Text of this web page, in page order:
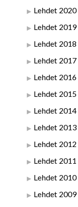
Lehdet 2020
Lehdet 2019
Lehdet 2018
Lehdet 2017
Lehdet 2016
Lehdet 2015
Lehdet 2014
Lehdet 2013
Lehdet 2012
Lehdet 2011
Lehdet 2010
Lehdet 2009